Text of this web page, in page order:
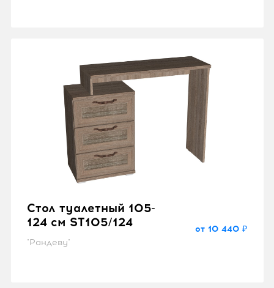
Стол туалетный 105-
124 см SТ105/124
"Рандеву"
от 10 440 ₽